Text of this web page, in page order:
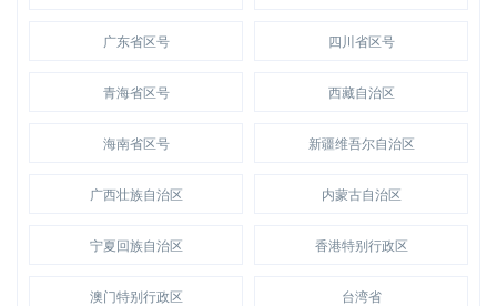
广东省区号 四川省区号
青海省区号 西藏自治区
海南省区号 新疆维吾尔自治区
广西壮族自治区 内蒙古自治区
宁夏回族自治区 香港特别行政区
澳门特别行政区 台湾省